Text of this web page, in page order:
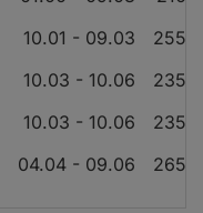
10.01 - 09.03
255
10.03 - 10.06
235
10.03 - 10.06
235
04.04 - 09.06 265